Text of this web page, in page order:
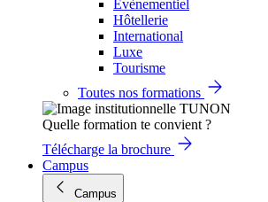
Évènementiel
Hôtellerie
International
Luxe
Tourisme
Toutes nos formations
Quelle formation te convient ?
Télécharge la brochure
Campus
Campus